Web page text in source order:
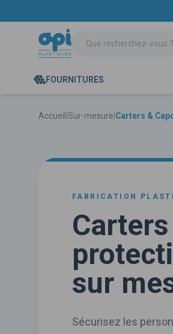
FOURNITURES
Accueil Sur-mesure Carters &
FABRICATION
sur
Sécurisez les